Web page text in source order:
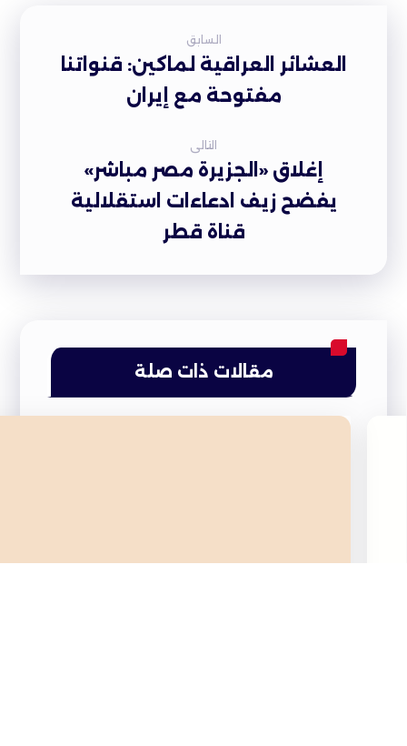
السابق
العشائر العراقية لماكين: قنواتنا
مفتوحة مع إيران
التالى
إغلاق «الجزيرة مصر مباشر»
يفضح زيف ادعاءات استقلالية
قناة قطر
مقالات ذات صلة